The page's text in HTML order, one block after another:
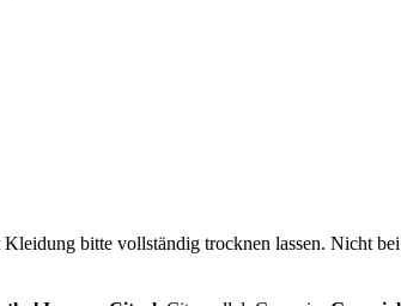
bitte vollständig trocknen lassen. Nicht